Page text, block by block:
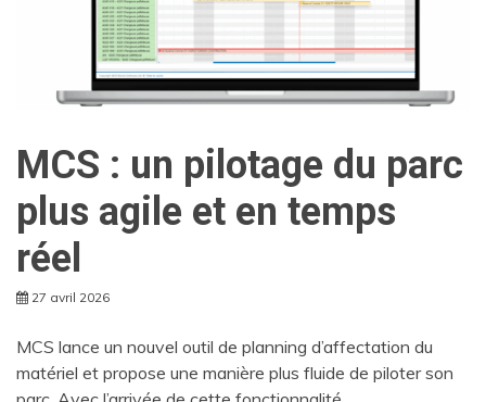
MCS : un pilotage du parc
plus agile et en temps
réel
27 avril 2026
MCS lance un nouvel outil de planning d’affectation du
matériel et propose une manière plus fluide de piloter son